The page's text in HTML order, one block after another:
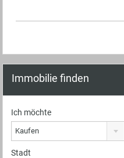
Immobilie finden
Ich möchte
Kaufen
Stadt